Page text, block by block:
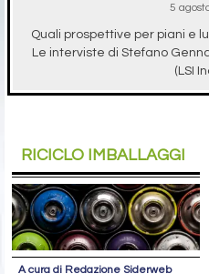
5
Quali prospettive per piani e
Le interviste di Stefano
(LSI
RICICLO IMBALLAGGI
A cura di Redazione Siderweb